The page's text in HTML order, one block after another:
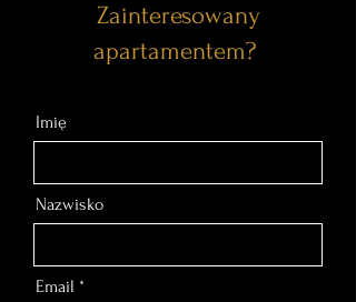
Zainteresowany
apartamentem?
Imię
Nazwisko
Email